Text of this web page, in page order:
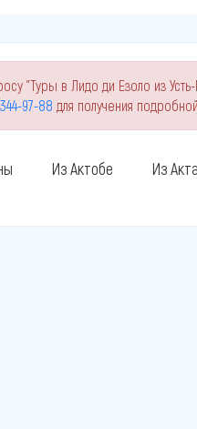
"Туры в Лидо ди Езоло из
97-88 для получения
Из Актобе Из